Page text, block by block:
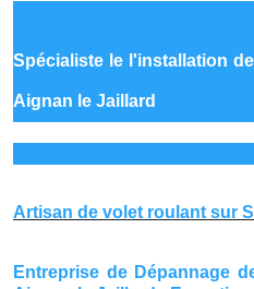
Spécialiste le l'installation
Aignan le Jaillard
Artisan de volet roulant sur
Entreprise de Dépannage